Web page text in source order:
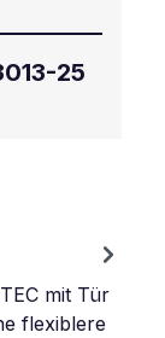
25
mit Tür
flexiblere